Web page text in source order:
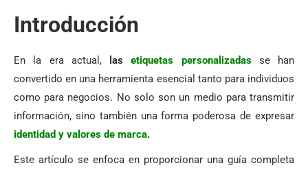
Introducción
En la era actual, lasetiquetas personalizadasse han
convertido en una herramienta esencial tanto para individuos
como para negocios. No solo son un medio para transmitir
información, sino también una forma poderosa de expresar
identidad y valores de marca.
Este artículo se enfoca en proporcionar una guía completa